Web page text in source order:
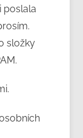
poslala
složky